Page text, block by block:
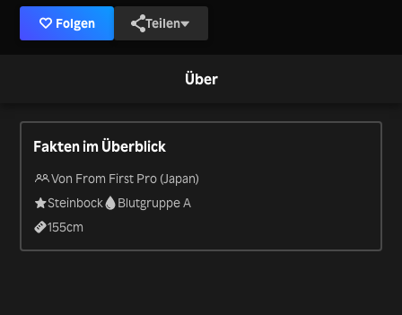
Folgen Teilen
Über
Fakten im Überblick
Von From First Pro (Japan)
Steinbock
Blutgruppe A
155cm